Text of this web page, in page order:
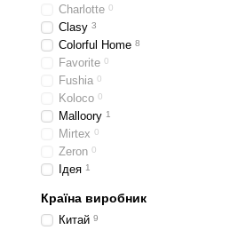
Charlotte 0
Clasy 3
Colorful Home 8
Favorite 0
Fushia 0
Koloco 0
Malloory 1
Mirtex 0
Zeron 0
Ідея 1
Країна виробник
Китай 9